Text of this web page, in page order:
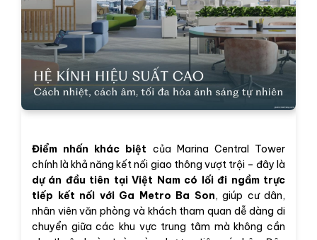
Điểm nhấn khác biệt của Marina Central Tower
chính là khả năng kết nối giao thông vượt trội – đây là
dự án đầu tiên tại Việt Nam có lối đi ngầm trực
tiếp kết nối với Ga Metro Ba Son, giúp cư dân,
nhân viên văn phòng và khách tham quan dễ dàng di
chuyển giữa các khu vực trung tâm mà không cần